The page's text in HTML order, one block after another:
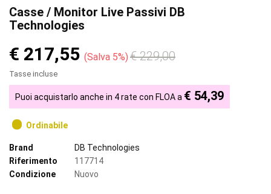
Casse / Monitor Live Passivi DB
Technologies
€ 217,55 Salva 5% € 229,00
Tasse incluse
Puoi acquistarlo anche in 4 rate con FLOA a € 54,39
Ordinabile
Brand
DB Technologies
Riferimento
117714
Condizione
Nuovo